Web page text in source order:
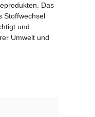
Das
Stoffwechsel
und
Umwelt und